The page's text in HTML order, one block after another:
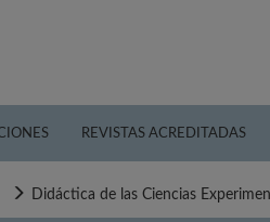
REVISTAS ACREDITADAS
Didáctica de las Ciencias